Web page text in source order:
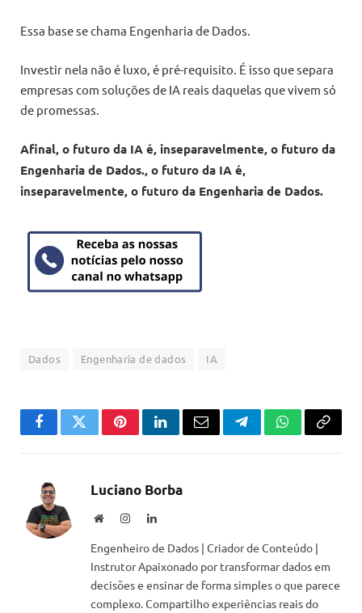
Essa base se chama Engenharia de Dados.
Investir nela não é luxo, é pré-requisito. É isso que separa
empresas com soluções de IA reais daquelas que vivem só
de promessas.
Afinal, o futuro da IA é, inseparavelmente, o futuro da
Engenharia de Dados., o futuro da IA é,
inseparavelmente, o futuro da Engenharia de Dados.
Dados Engenharia de dados IA
FacebookTwitterPinterestLinkedInEmail TelegramWhatsApp
Copiar
Luciano Borba
WebsiteInstagramLinkedIn
Engenheiro de Dados | Criador de Conteúdo |
Instrutor Apaixonado por transformar dados em
decisões e ensinar de forma simples o que parece
complexo. Compartilho experiências reais do